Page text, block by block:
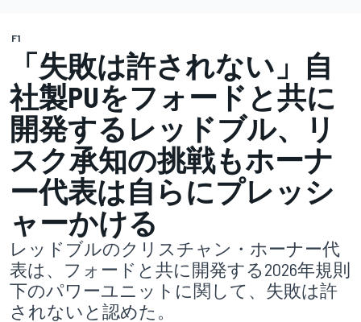
F1
「失敗は許されない」自
社製PUをフォードと共に
開発するレッドブル、リ
スク承知の挑戦もホーナ
ー代表は自らにプレッシ
ャーかける
レッドブルのクリスチャン・ホーナー代
表は、フォードと共に開発する2026年規則
下のパワーユニットに関して、失敗は許
されないと認めた。